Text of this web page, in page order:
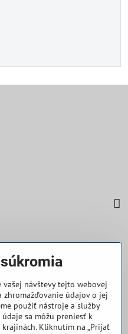
vašej návštevy tejto webovej
údajov o jej
použiť nástroje a služby
sa môžu preniesť k
krajinách. Kliknutím na „Prijať